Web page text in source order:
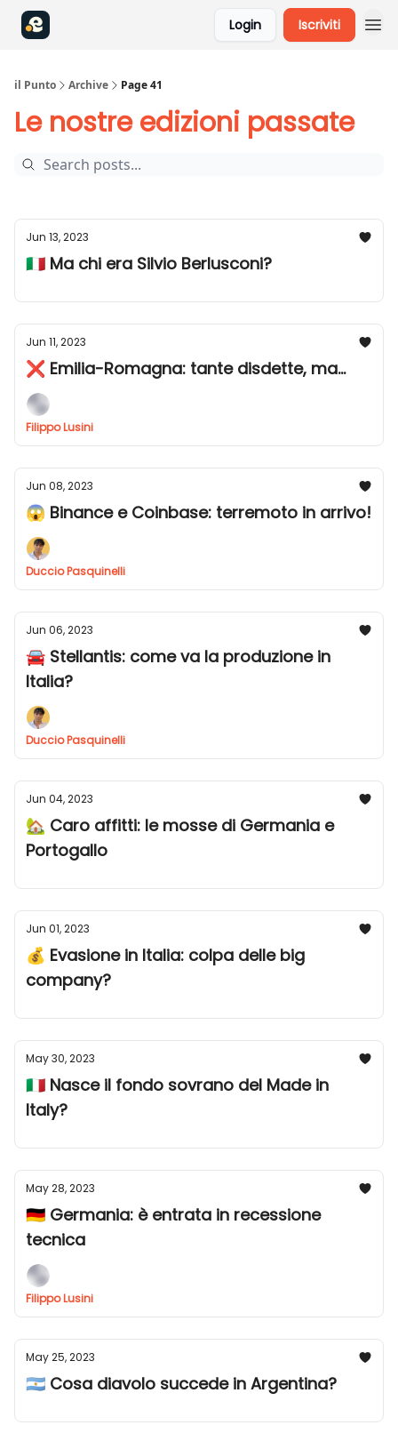
Login Iscriviti
il Punto Archive Page 41
Le nostre edizioni passate
Jun 13, 2023
🇮🇹 Ma chi era Silvio Berlusconi?
Jun 11, 2023
❌ Emilia-Romagna: tante disdette, ma...
Filippo Lusini
Jun 08, 2023
😱 Binance e Coinbase: terremoto in arrivo!
Duccio Pasquinelli
Jun 06, 2023
🚘 Stellantis: come va la produzione in
Italia?
Duccio Pasquinelli
Jun 04, 2023
🏡 Caro affitti: le mosse di Germania e
Portogallo
Jun 01, 2023
💰 Evasione in Italia: colpa delle big
company?
May 30, 2023
🇮🇹 Nasce il fondo sovrano del Made in
Italy?
May 28, 2023
🇩🇪 Germania: è entrata in recessione
tecnica
Filippo Lusini
May 25, 2023
🇦🇷 Cosa diavolo succede in Argentina?